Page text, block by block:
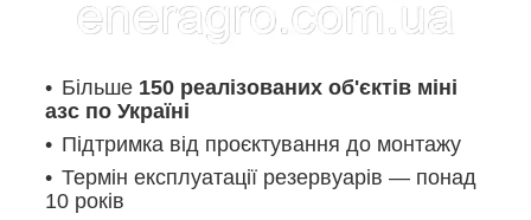
Більше 150 реалізованих об'єктів міні
азс по Україні
Підтримка від проєктування до монтажу
Термін експлуатації резервуарів — понад
10 років